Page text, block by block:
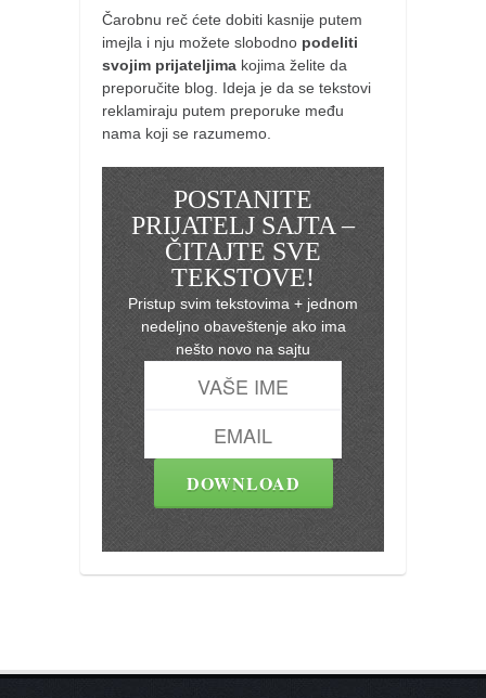
Čarobnu reč ćete dobiti kasnije putem
imejla i nju možete slobodno podeliti
svojim prijateljima kojima želite da
preporučite blog. Ideja je da se tekstovi
reklamiraju putem preporuke među
nama koji se razumemo.
POSTANITE
PRIJATELJ SAJTA –
ČITAJTE SVE
TEKSTOVE!
Pristup svim tekstovima + jednom
nedeljno obaveštenje ako ima
nešto novo na sajtu